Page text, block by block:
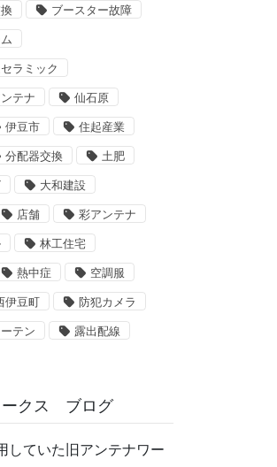
ブースター故障
ラミック
テナ 仙石原
伊豆市 住起産業
分配器交換 土肥
大和建設
店舗 彩アンテナ
林工住宅
熱中症 空調服
伊豆町 防犯カメラ
テン 露出配線
ークス ブログ
していた旧アンテナワー